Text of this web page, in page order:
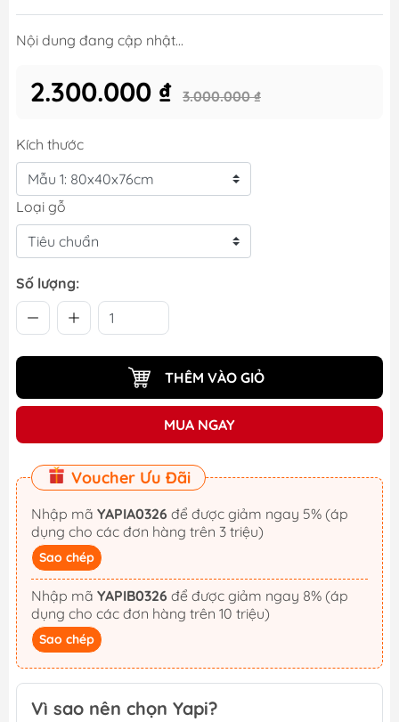
Nội dung đang cập nhật...
2.300.000 ₫ 3.000.000 ₫
Kích thước
Loại gỗ
Số lượng:
THÊM VÀO GIỎ
MUA NGAY
Voucher Ưu Đãi
Nhập mã YAPIA0326
dụng cho các đơn hàng trên 3 triệu)
Sao chép
Nhập mã YAPIB0326
dụng cho các đơn hàng trên 10 triệu)
Sao chép
Vì sao nên chọn Yapi?